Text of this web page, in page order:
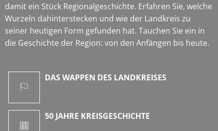
damit ein Stück Regionalgeschichte. Erfahren Sie, welche
Wurzeln dahinterstecken und wie der Landkreis zu
seiner heutigen Form gefunden hat. Tauchen Sie ein in
die Geschichte der Region: von den Anfängen bis heute.
DAS WAPPEN DES LANDKREISES
50 JAHRE KREISGESCHICHTE